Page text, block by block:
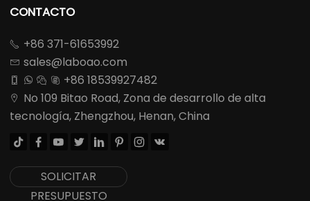
CONTACTO
 +86 371-61653992
 sales@laboao.com
    +86 18539927482

No 109 Bitao Road, Zona de desarrollo de alta
tecnología, Zhengzhou, Henan, China
       
SOLICITAR
PRESUPUESTO